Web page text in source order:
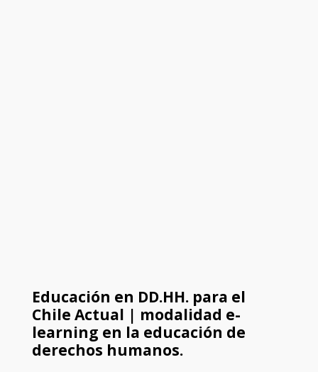
Educación en DD.HH. para el
Chile Actual | modalidad e-
learning en la educación de
derechos humanos.